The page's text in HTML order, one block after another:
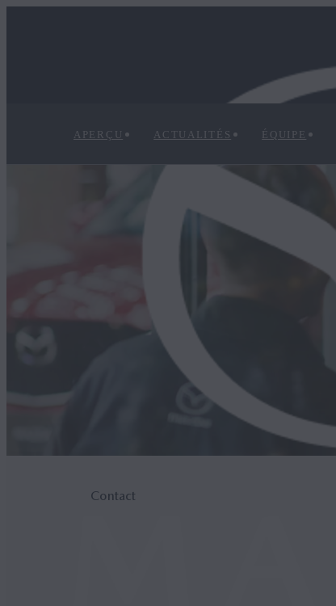
APERÇU ACTUALITÉS ÉQUIPE
Contact